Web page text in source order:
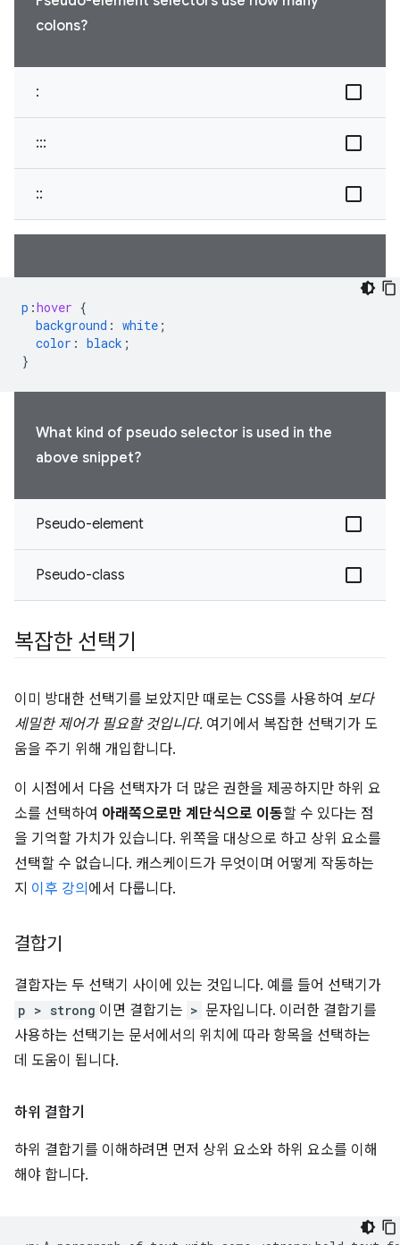
colons?
:
:::
::
p :hover {
background : white ;
color : black ;
}
What kind of pseudo selector is used in the
above snippet?
Pseudo-element
Pseudo-class
복잡한 선택기
이미 방대한 선택기를 보았지만 때로는 CSS를 사용하여 보다
세밀한 제어가 필요할 것입니다. 여기에서 복잡한 선택기가 도
움을 주기 위해 개입합니다.
이 시점에서 다음 선택자가 더 많은 권한을 제공하지만 하위 요
소를 선택하여 아래쪽으로만 계단식으로 이동할 수 있다는 점
을 기억할 가치가 있습니다. 위쪽을 대상으로 하고 상위 요소를
선택할 수 없습니다. 캐스케이드가 무엇이며 어떻게 작동하는
지 이후 강의 에서 다룹니다.
결합기
결합자는 두 선택기 사이에 있는 것입니다. 예를 들어 선택기가
p > strong 이면 결합기는 > 문자입니다. 이러한 결합기를
사용하는 선택기는 문서에서의 위치에 따라 항목을 선택하는
데 도움이 됩니다.
하위 결합기
하위 결합기를 이해하려면 먼저 상위 요소와 하위 요소를 이해
해야 합니다.